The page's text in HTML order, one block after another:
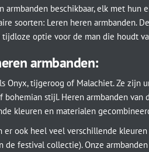
armbanden beschikbaar, elk met hun
soorten: Leren heren armbanden.
optie voor de man die houdt
armbanden:
Onyx, tijgeroog of Malachiet. Ze zijn
stijl. Heren armbanden van
kleuren en materialen
ook heel veel verschillende kleuren
de festival collectie). Onze